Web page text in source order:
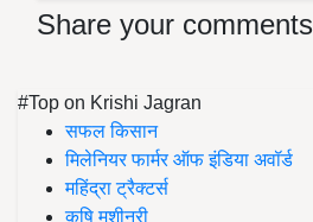
Share your comments
#Top on Krishi Jagran
सफल किसान
मिलेनियर फार्मर ऑफ इंडिया अवॉर्ड
महिंद्रा ट्रैक्टर्स
कृषि मशीनरी